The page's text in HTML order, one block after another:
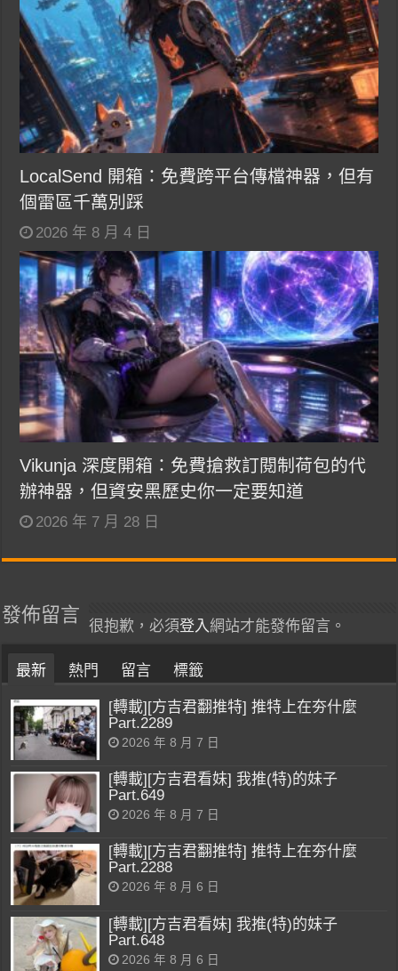
LocalSend 開箱：免費跨平台傳檔神器，但有
個雷區千萬別踩
2026 年 8 月 4 日
Vikunja 深度開箱：免費搶救訂閱制荷包的代
辦神器，但資安黑歷史你一定要知道
2026 年 7 月 28 日
發佈留言
很抱歉，必須登入網站才能發佈留言。
最新 熱門 留言 標籤
[轉載][方吉君翻推特] 推特上在夯什麼
Part.2289
2026 年 8 月 7 日
[轉載][方吉君看妹] 我推(特)的妹子
Part.649
2026 年 8 月 7 日
[轉載][方吉君翻推特] 推特上在夯什麼
Part.2288
2026 年 8 月 6 日
[轉載][方吉君看妹] 我推(特)的妹子
Part.648
2026 年 8 月 6 日